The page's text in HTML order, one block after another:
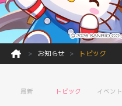
お知らせ トピック
最新 トピック イベント